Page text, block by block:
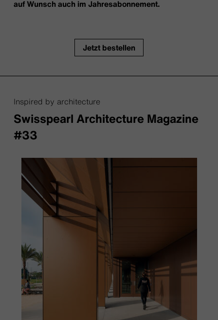
auf Wunsch auch im Jahresabonnement.
Jetzt bestellen
Inspired by architecture
Swisspearl Architecture Magazine
#33